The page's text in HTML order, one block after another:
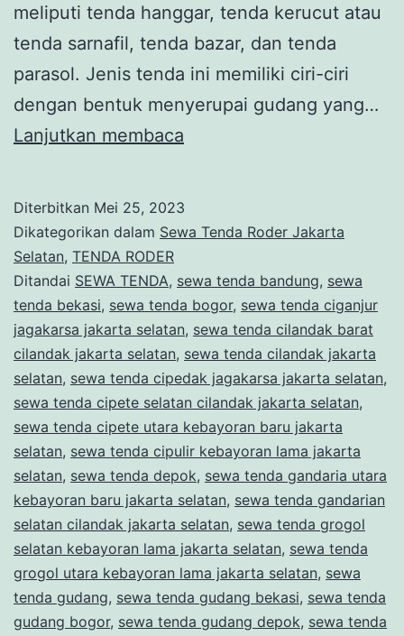
meliputi tenda hanggar, tenda kerucut atau
tenda sarnafil, tenda bazar, dan tenda
parasol. Jenis tenda ini memiliki ciri-ciri
dengan bentuk menyerupai gudang yang…
Lanjutkan membaca
Jakarta
Diterbitkan Mei 25, 2023
Dikategorikan dalam Sewa Tenda Roder Jakarta
Selatan, TENDA RODER
Ditandai SEWA TENDA, sewa tenda bandung, sewa
tenda bekasi, sewa tenda bogor, sewa tenda ciganjur
jagakarsa jakarta selatan, sewa tenda cilandak barat
cilandak jakarta selatan, sewa tenda cilandak jakarta
selatan, sewa tenda cipedak jagakarsa jakarta selatan,
sewa tenda cipete selatan cilandak jakarta selatan,
sewa tenda cipete utara kebayoran baru jakarta
selatan, sewa tenda cipulir kebayoran lama jakarta
selatan, sewa tenda depok, sewa tenda gandaria utara
kebayoran baru jakarta selatan, sewa tenda gandarian
selatan cilandak jakarta selatan, sewa tenda grogol
selatan kebayoran lama jakarta selatan, sewa tenda
grogol utara kebayoran lama jakarta selatan, sewa
tenda gudang, sewa tenda gudang bekasi, sewa tenda
gudang bogor, sewa tenda gudang depok, sewa tenda